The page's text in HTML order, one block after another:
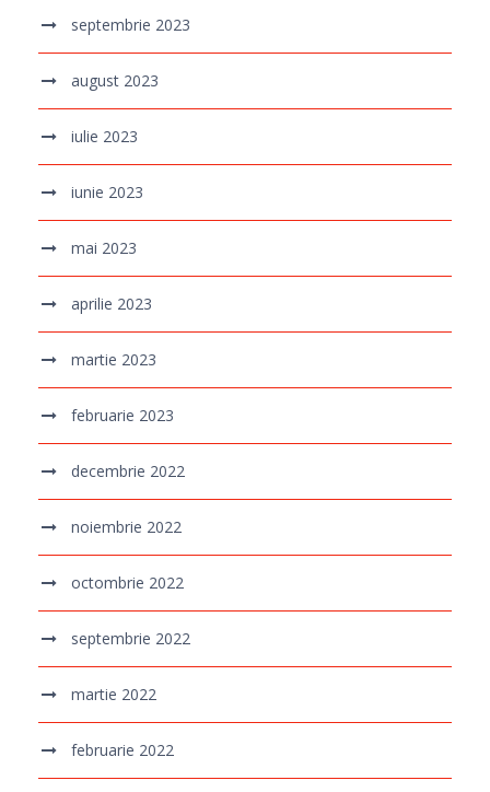
septembrie 2023
august 2023
iulie 2023
iunie 2023
mai 2023
aprilie 2023
martie 2023
februarie 2023
decembrie 2022
noiembrie 2022
octombrie 2022
septembrie 2022
martie 2022
februarie 2022